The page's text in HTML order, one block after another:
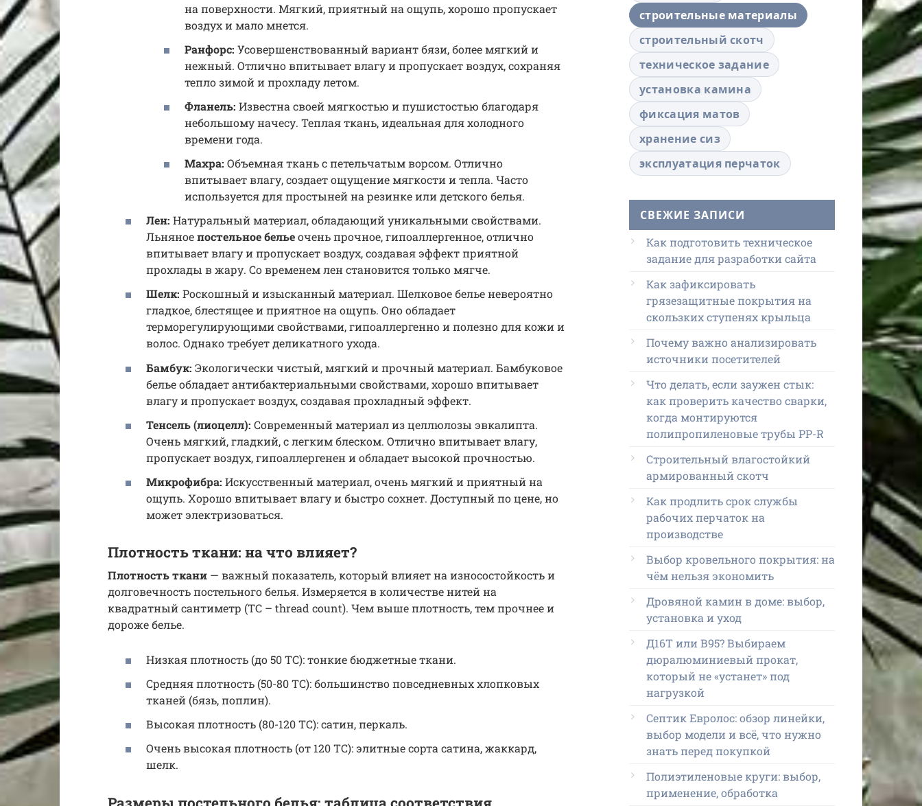
на поверхности. Мягкий, приятный на ощупь, хорошо пропускает
воздух и мало мнется.
Ранфорс: Усовершенствованный вариант бязи, более мягкий и
нежный. Отлично впитывает влагу и пропускает воздух, сохраняя
тепло зимой и прохладу летом.
Фланель: Известна своей мягкостью и пушистостью благодаря
небольшому начесу. Теплая ткань, идеальная для холодного
времени года.
Махра: Объемная ткань с петельчатым ворсом. Отлично
впитывает влагу, создает ощущение мягкости и тепла. Часто
используется для простыней на резинке или детского белья.
Лен: Натуральный материал, обладающий уникальными свойствами.
Льняноепостельное бельеочень прочное, гипоаллергенное, отлично
впитывает влагу и пропускает воздух, создавая эффект приятной
прохлады в жару. Со временем лен становится только мягче.
Шелк: Роскошный и изысканный материал. Шелковое белье невероятно
гладкое, блестящее и приятное на ощупь. Оно обладает
терморегулирующими свойствами, гипоаллергенно и полезно для кожи и
волос. Однако требует деликатного ухода.
Бамбук: Экологически чистый, мягкий и прочный материал. Бамбуковое
белье обладает антибактериальными свойствами, хорошо впитывает
влагу и пропускает воздух, создавая прохладный эффект.
Тенсель (лиоцелл): Современный материал из целлюлозы эвкалипта.
Очень мягкий, гладкий, с легким блеском. Отлично впитывает влагу,
пропускает воздух, гипоаллергенен и обладает высокой прочностью.
Микрофибра: Искусственный материал, очень мягкий и приятный на
ощупь. Хорошо впитывает влагу и быстро сохнет. Доступный по цене, но
может электризоваться.
Плотность ткани: на что влияет?
Плотность ткани — важный показатель, который влияет на износостойкость и
долговечность постельного белья. Измеряется в количестве нитей на
квадратный сантиметр (ТС – thread count). Чем выше плотность, тем прочнее и
дороже белье.
Низкая плотность (до 50 ТС): тонкие бюджетные ткани.
Средняя плотность (50-80 ТС): большинство повседневных хлопковых
тканей (бязь, поплин).
Высокая плотность (80-120 ТС): сатин, перкаль.
Очень высокая плотность (от 120 ТС): элитные сорта сатина, жаккард,
шелк.
строительные материалы
строительный скотч
техническое задание
установка камина
фиксация матов
хранение сиз
эксплуатация перчаток
СВЕЖИЕ ЗАПИСИ
Как подготовить техническое
задание для разработки сайта
Как зафиксировать
грязезащитные покрытия на
скользких ступенях крыльца
Почему важно анализировать
источники посетителей
Что делать, если заужен стык:
как проверить качество сварки,
когда монтируются
полипропиленовые трубы PP-R
Строительный влагостойкий
армированный скотч
Как продлить срок службы
рабочих перчаток на
производстве
Выбор кровельного покрытия: на
чём нельзя экономить
Дровяной камин в доме: выбор,
установка и уход
Д16Т или В95? Выбираем
дюралюминиевый прокат,
который не «устанет» под
нагрузкой
Септик Евролос: обзор линейки,
выбор модели и всё, что нужно
знать перед покупкой
Полиэтиленовые круги: выбор,
применение, обработка